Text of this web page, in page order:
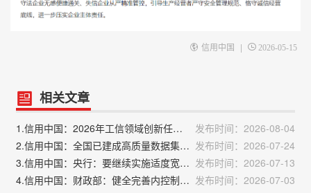
信用中国 | 2026-05-15
相关文章
1.信用中国：2026年工信领域创新任务揭榜挂帅工作启动
发布时间：2026-08-04
2.信用中国：全国已建成高质量数据集12万个 发布时间：2026-07-24
3.信用中国：央行：要继续实施适度宽松的货币政策 发布时间：2026-07-13
4.信用中国：财政部：健全完善内控制度，最大限度减少自由裁量权 发布时间：2026-07-03